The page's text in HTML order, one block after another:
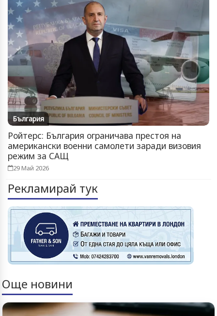
България
Ройтерс: България ограничава престоя на
американски военни самолети заради визовия
режим за САЩ
29 Май 2026
Рекламирай тук
Още новини